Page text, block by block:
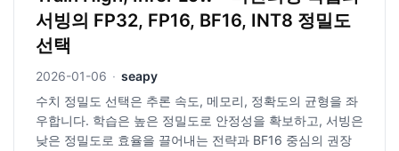
서빙의 FP32, FP16, BF16, INT8 정밀도
선택
2026-01-06 · seapy
수치 정밀도 선택은 추론 속도, 메모리, 정확도의 균형을 좌
우합니다. 학습은 높은 정밀도로 안정성을 확보하고, 서빙은
낮은 정밀도로 효율을 끌어내는 전략과 BF16 중심의 권장